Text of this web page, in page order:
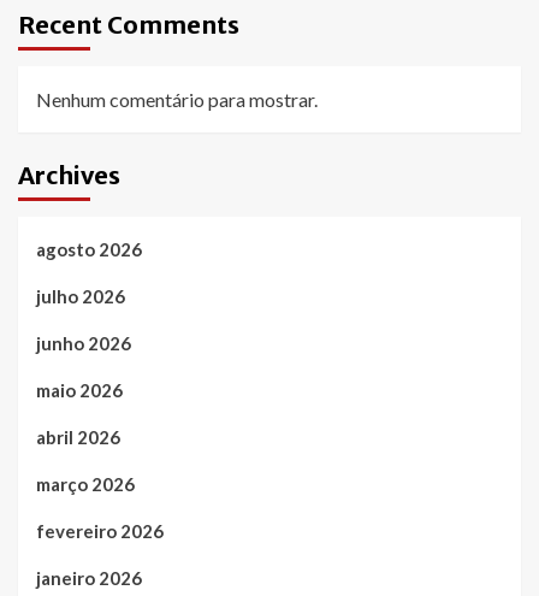
Recent Comments
Nenhum comentário para mostrar.
Archives
agosto 2026
julho 2026
junho 2026
maio 2026
abril 2026
março 2026
fevereiro 2026
janeiro 2026